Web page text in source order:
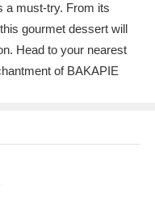
a must-try. From its
gourmet dessert will
Head to your nearest
of BAKAPIE